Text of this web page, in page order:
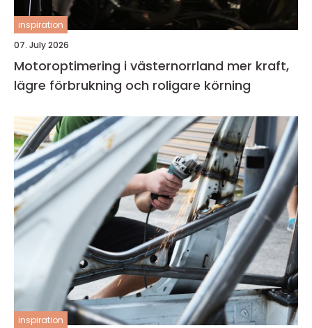
inspiration
07. July 2026
Motoroptimering i västernorrland mer kraft,
lägre förbrukning och roligare körning
inspiration